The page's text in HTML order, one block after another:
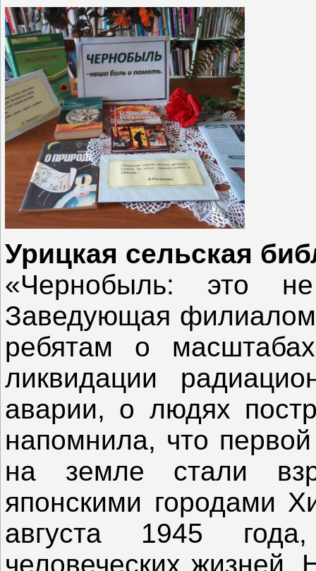
Урицкая сельская
«Чернобыль: это
Заведующая
ребятам о
ликвидации
аварии, о людях
напомнила, что
на земле стали
японскими городами
августа 1945
человеческих